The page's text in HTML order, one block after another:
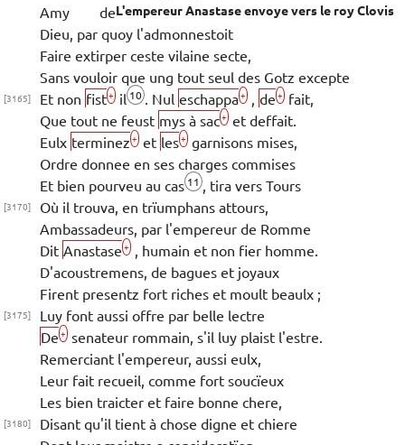
L'empereurAnastaseenvoye vers le royClovis
Amy de
Dieu , par quoy l'admonnestoit
Faire extirper ceste vilaine secte,
Sans vouloir que ung tout seul des Gotz excepte
[3165] Et non fist+ il 10 Nul eschappa+ de + fait,
Que tout ne feust mys à sac+ et deffait.
Eulx terminez + et les+ garnisons mises,
Ordre donnee en ses charges commises
Et bien pourveu au cas 11 tira vers Tours
[3170]
Où il trouva, en trïumphans attours,
Ambassadeurs, par l'empereur de Romme
Dit Anastase +
, humain et non fier homme.
D'acoustremens, de bagues et joyaux
Firent presentz fort riches et moult beaulx ;
[3175]
Luy font aussi offre par belle lectre
De + senateur rommain, s'il luy plaist l'estre.
Remerciant l'empereur, aussi eulx,
Leur fait recueil, comme fort soucïeux
Les bien traicter et faire bonne chere,
[3180]
Disant qu'il tient à chose digne et chiere